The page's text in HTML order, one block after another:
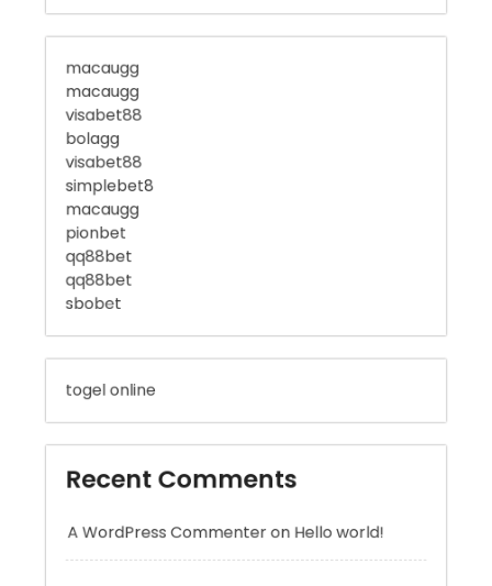
bolagg
visabet88
simplebet8
macaugg
pionbet
qq88bet
qq88bet
sbobet
togel online